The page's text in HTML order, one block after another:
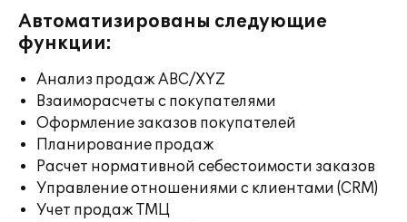
Автоматизированы следующие
функции:
Анализ продаж ABC/XYZ
Взаиморасчеты с покупателями
Оформление заказов покупателей
Планирование продаж
Расчет нормативной себестоимости заказов
Управление отношениями с клиентами (CRM)
Учет продаж ТМЦ